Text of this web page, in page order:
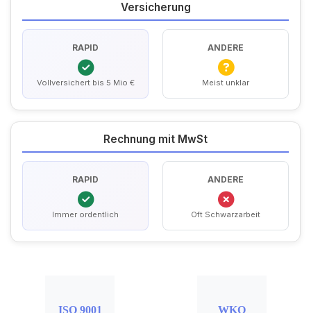
Versicherung
RAPID
Vollversichert bis 5 Mio €
ANDERE
Meist unklar
Rechnung mit MwSt
RAPID
Immer ordentlich
ANDERE
Oft Schwarzarbeit